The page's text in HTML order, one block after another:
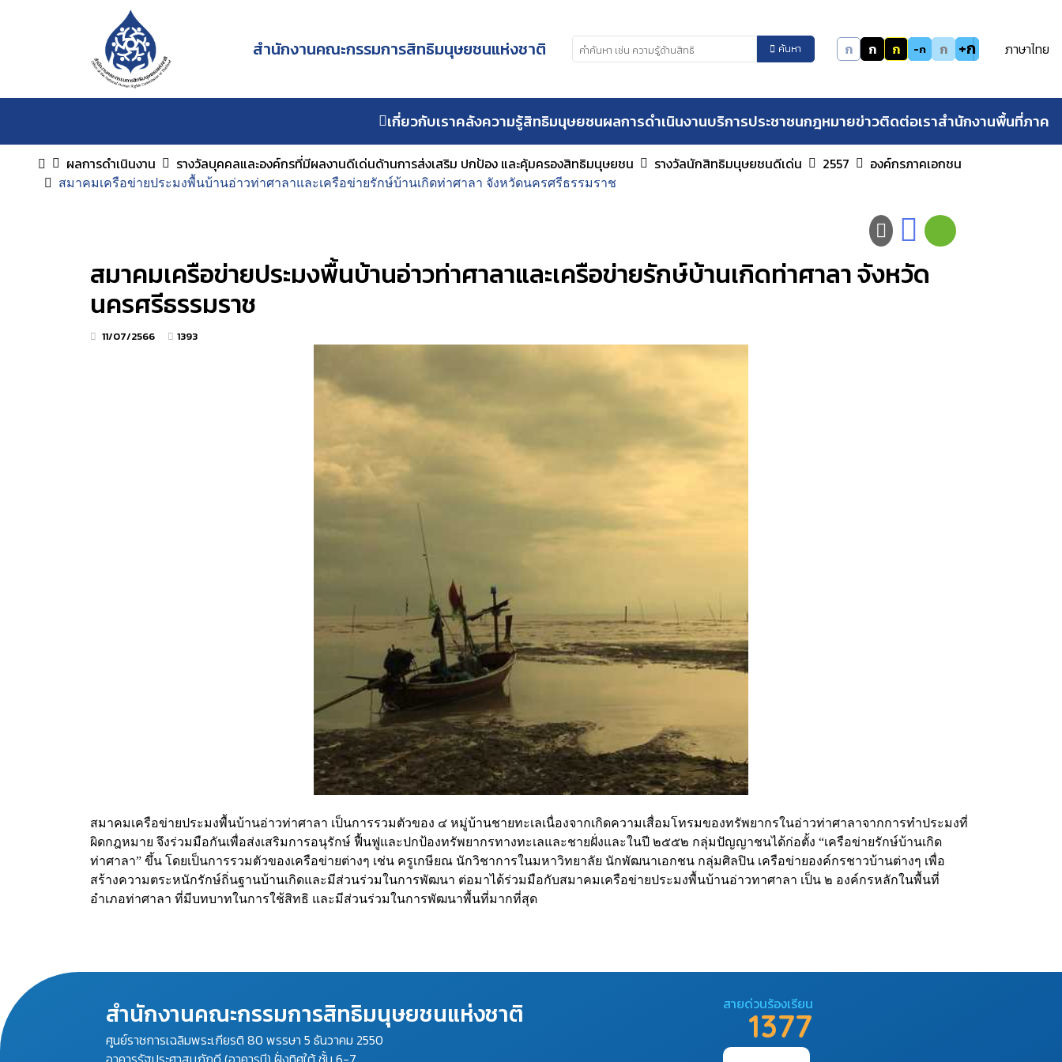
สำนักงานคณะกรรมการสิทธิมนุษยชนแห่งชาติ ค้นหา ก ก ก -ก ก +ก ภาษาไทย
เกี่ยวกับเราคลังความรู้สิทธิมนุษยชนผลการดำเนินงานบริการประชาชนกฎหมายข่าวติดต่อเราสำนักงานพื้นที่ภาค
ผลการดำเนินงาน รางวัลบุคคลและองค์กรที่มีผลงานดีเด่นด้านการส่งเสริม ปกป้อง และคุ้มครองสิทธิมนุษยชน รางวัลนักสิทธิมนุษยชนดีเด่น 2557 องค์กรภาคเอกชน
สมาคมเครือข่ายประมงพื้นบ้านอ่าวท่าศาลาและเครือข่ายรักษ์บ้านเกิดท่าศาลา จังหวัดนครศรีธรรมราช
สมาคมเครือข่ายประมงพื้นบ้านอ่าวท่าศาลาและเครือข่ายรักษ์บ้านเกิดท่าศาลา จังหวัด
นครศรีธรรมราช
11/07/2566 1393
สมาคมเครือข่ายประมงพื้นบ้านอ่าวท่าศาลา เป็นการรวมตัวของ ๔ หมู่บ้านชายทะเลเนื่องจากเกิดความเสื่อมโทรมของทรัพยากรในอ่าวท่าศาลาจากการทำประมงที่
ผิดกฎหมาย จึงร่วมมือกันเพื่อส่งเสริมการอนุรักษ์ ฟื้นฟูและปกป้องทรัพยากรทางทะเลและชายฝั่งและในปี ๒๕๕๒ กลุ่มปัญญาชนได้ก่อตั้ง “เครือข่ายรักษ์บ้านเกิด
ท่าศาลา” ขึ้น โดยเป็นการรวมตัวของเครือข่ายต่างๆ เช่น ครูเกษียณ นักวิชาการในมหาวิทยาลัย นักพัฒนาเอกชน กลุ่มศิลปิน เครือข่ายองค์กรชาวบ้านต่างๆ เพื่อ
สร้างความตระหนักรักษ์ถิ่นฐานบ้านเกิดและมีส่วนร่วมในการพัฒนา ต่อมาได้ร่วมมือกับสมาคมเครือข่ายประมงพื้นบ้านอ่าวทาศาลา เป็น ๒ องค์กรหลักในพื้นที่
อำเภอท่าศาลา ที่มีบทบาทในการใช้สิทธิ และมีส่วนร่วมในการพัฒนาพื้นที่มากที่สุด
สำนักงานคณะกรรมการสิทธิมนุษยชนแห่งชาติ
ศูนย์ราชการเฉลิมพระเกียรติ 80 พรรษา 5 ธันวาคม 2550
สายด่วนร้องเรียน
1377